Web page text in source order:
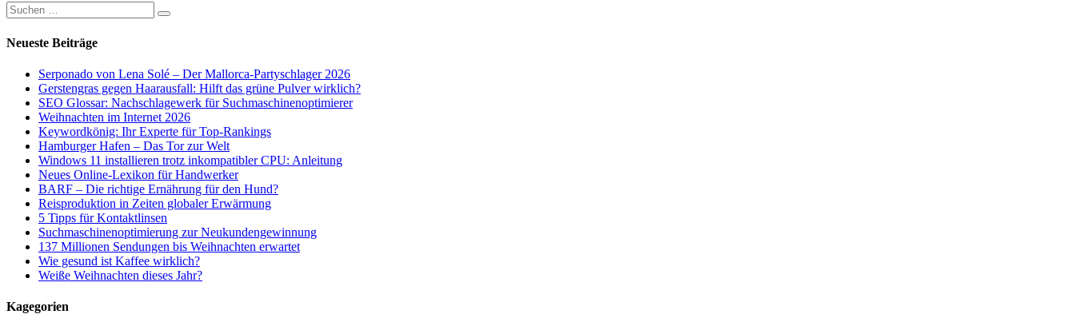
Suchen
nach:
Suchen
Neueste Beiträge
Serponado von Lena Solé – Der Mallorca-Partyschlager 2026
Gerstengras gegen Haarausfall: Hilft das grüne Pulver wirklich?
SEO Glossar: Nachschlagewerk für Suchmaschinenoptimierer
Weihnachten im Internet 2026
Keywordkönig: Ihr Experte für Top-Rankings
Hamburger Hafen – Das Tor zur Welt
Windows 11 installieren trotz inkompatibler CPU: Anleitung
Neues Online-Lexikon für Handwerker
BARF – Die richtige Ernährung für den Hund?
Reisproduktion in Zeiten globaler Erwärmung
5 Tipps für Kontaktlinsen
Suchmaschinenoptimierung zur Neukundengewinnung
137 Millionen Sendungen bis Weihnachten erwartet
Wie gesund ist Kaffee wirklich?
Weiße Weihnachten dieses Jahr?
Kagegorien